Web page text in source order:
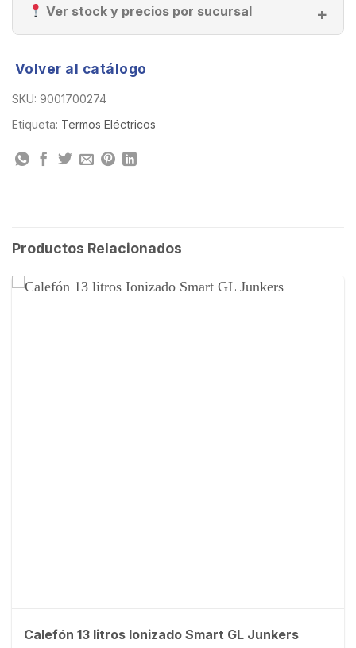
Ver stock y precios por sucursal
Volver al catálogo
SKU: 9001700274
Etiqueta: Termos Eléctricos
Productos Relacionados
Calefón 13 litros Ionizado Smart GL Junkers